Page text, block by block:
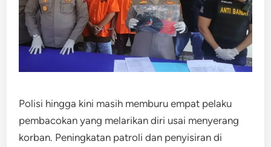
Polisi hingga kini masih memburu empat pelaku
pembacokan yang melarikan diri usai menyerang
korban. Peningkatan patroli dan penyisiran di